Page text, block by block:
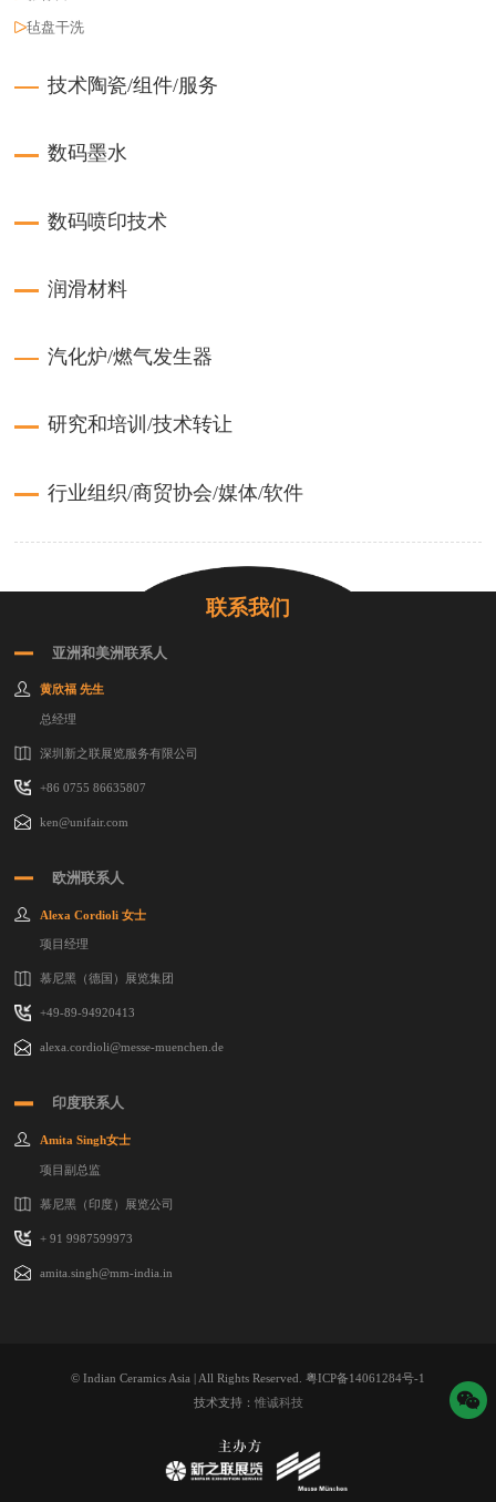
毡盘干洗
技术陶瓷/组件/服务
数码墨水
数码喷印技术
润滑材料
汽化炉/燃气发生器
研究和培训/技术转让
行业组织/商贸协会/媒体/软件
联系我们
亚洲和美洲联系人
黄欣福 先生
总经理
深圳新之联展览服务有限公司
+86 0755 86635807
ken@unifair.com
欧洲联系人
Alexa Cordioli 女士
项目经理
慕尼黑（德国）展览集团
+49-89-94920413
alexa.cordioli@messe-muenchen.de
印度联系人
Amita Singh女士
项目副总监
慕尼黑（印度）展览公司
+ 91 9987599973
amita.singh@mm-india.in
© Indian Ceramics Asia | All Rights Reserved. 粤ICP备14061284号-1
技术支持： 惟诚科技